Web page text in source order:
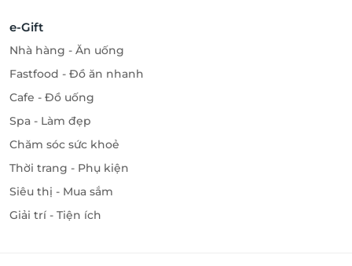
e-Gift
Nhà hàng - Ăn uống
Fastfood - Đồ ăn nhanh
Cafe - Đồ uống
Spa - Làm đẹp
Chăm sóc sức khoẻ
Thời trang - Phụ kiện
Siêu thị - Mua sắm
Giải trí - Tiện ích